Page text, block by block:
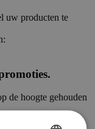
uw producten te
de hoogte gehouden